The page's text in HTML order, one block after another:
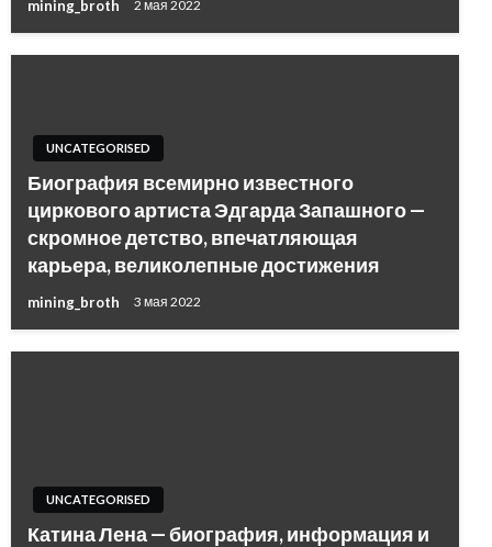
mining_broth 2 мая 2022
UNCATEGORISED
Биография всемирно известного
циркового артиста Эдгарда Запашного —
скромное детство, впечатляющая
карьера, великолепные достижения
mining_broth 3 мая 2022
UNCATEGORISED
Катина Лена — биография, информация и